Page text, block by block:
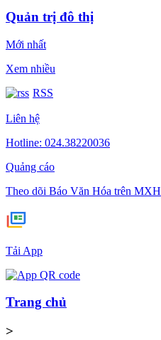
Quản trị đô thị
Mới nhất
Xem nhiều
RSS
Liên hệ
Hotline: 024.38220036
Quảng cáo
Theo dõi Báo Văn Hóa trên MXH
Tải App
Trang chủ
>